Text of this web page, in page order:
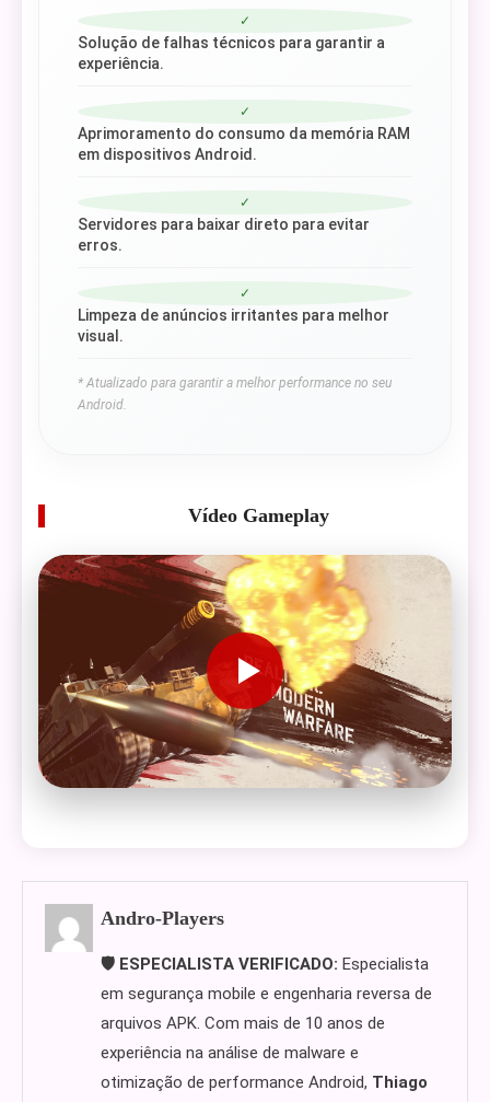
✓
Solução de falhas técnicos para garantir a
experiência.
✓
Aprimoramento do consumo da memória RAM
em dispositivos Android.
✓
Servidores para baixar direto para evitar
erros.
✓
Limpeza de anúncios irritantes para melhor
visual.
* Atualizado para garantir a melhor performance no seu
Android.
Vídeo Gameplay
Andro-Players
🛡️ ESPECIALISTA VERIFICADO: Especialista
em segurança mobile e engenharia reversa de
arquivos APK. Com mais de 10 anos de
experiência na análise de malware e
otimização de performance Android, Thiago